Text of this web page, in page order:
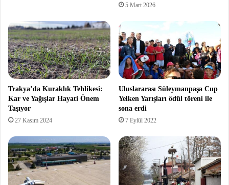
5 Mart 2026
Trakya’da Kuraklık Tehlikesi:
Kar ve Yağışlar Hayati Önem
Taşıyor
27 Kasım 2024
Uluslararası Süleymanpaşa Cup
Yelken Yarışları ödül töreni ile
sona erdi
7 Eylül 2022